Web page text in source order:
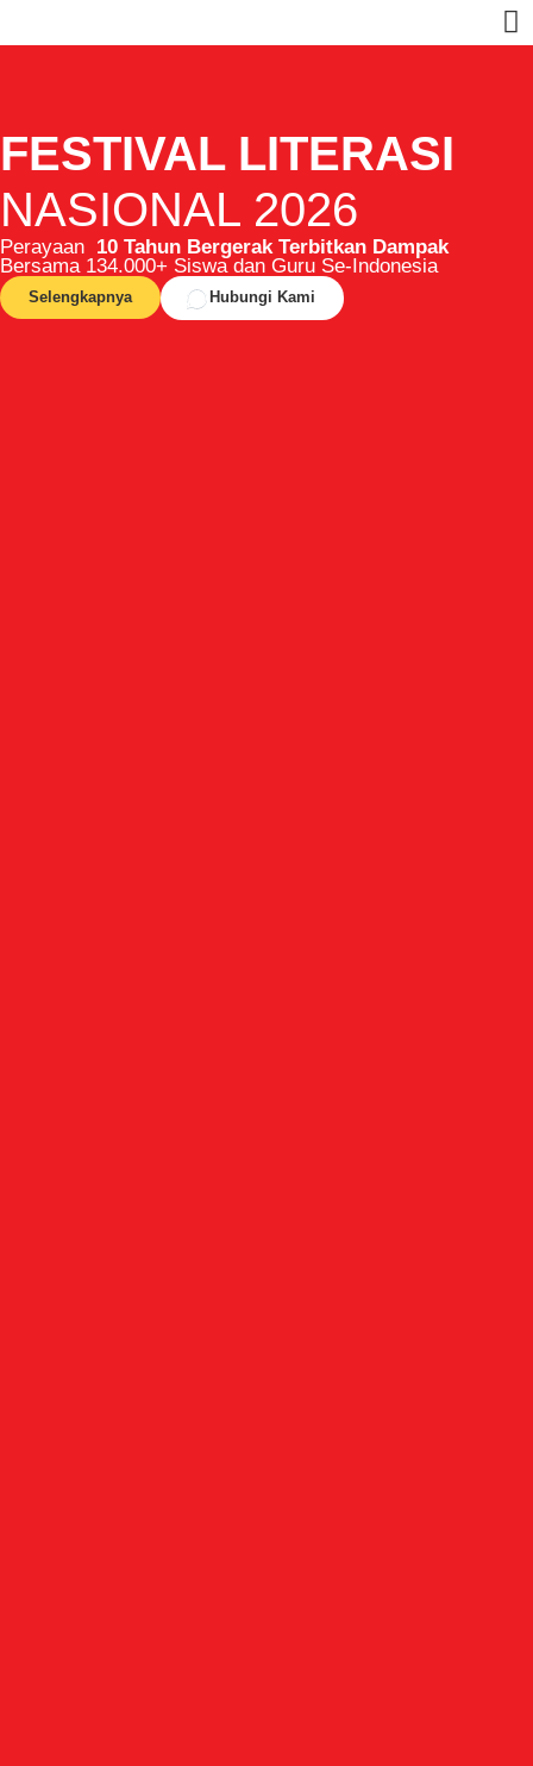
FESTIVAL LITERASI
NASIONAL 2026
Perayaan 10 Tahun Bergerak Terbitkan Dampak
Bersama 134.000+ Siswa dan Guru Se-Indonesia
Selengkapnya Hubungi Kami